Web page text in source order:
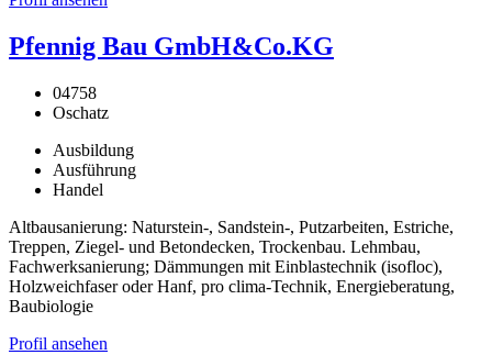
Pfennig Bau GmbH&Co.KG
04758
Oschatz
Ausbildung
Ausführung
Handel
Altbausanierung: Naturstein-, Sandstein-, Putzarbeiten, Estriche,
Treppen, Ziegel- und Betondecken, Trockenbau. Lehmbau,
Fachwerksanierung; Dämmungen mit Einblastechnik (isofloc),
Holzweichfaser oder Hanf, pro clima-Technik, Energieberatung,
Baubiologie
Profil ansehen